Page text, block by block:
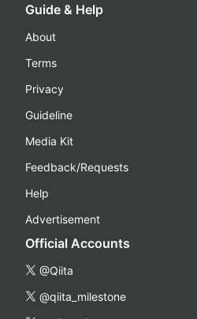
Guide & Help
About
Terms
Privacy
Guideline
Media Kit
Feedback/Requests
Help
Advertisement
Official Accounts
@Qiita
@qiita_milestone